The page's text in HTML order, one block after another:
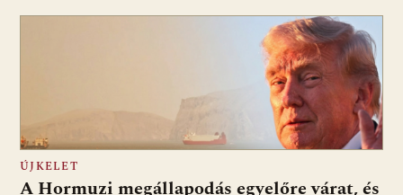
ÚJKELET
A Hormuzi megállapodás egyelőre várat, és